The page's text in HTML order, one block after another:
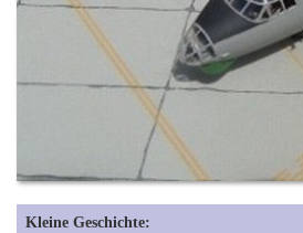
Kleine Geschichte: